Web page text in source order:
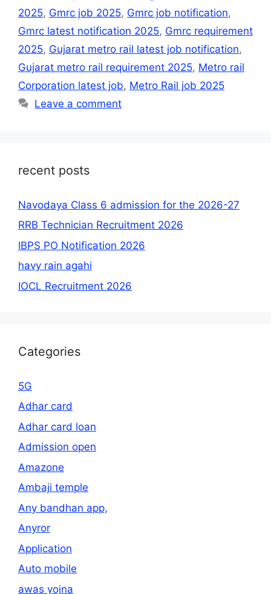
2025, Gmrc job 2025, Gmrc job notification,
Gmrc latest notification 2025, Gmrc requirement
2025, Gujarat metro rail latest job notification,
Gujarat metro rail requirement 2025, Metro rail
Corporation latest job, Metro Rail job 2025
Leave a comment
recent posts
Navodaya Class 6 admission for the 2026-27
RRB Technician Recruitment 2026
IBPS PO Notification 2026
havy rain agahi
IOCL Recruitment 2026
Categories
5G
Adhar card
Adhar card loan
Admission open
Amazone
Ambaji temple
Any bandhan app,
Anyror
Application
Auto mobile
awas yojna